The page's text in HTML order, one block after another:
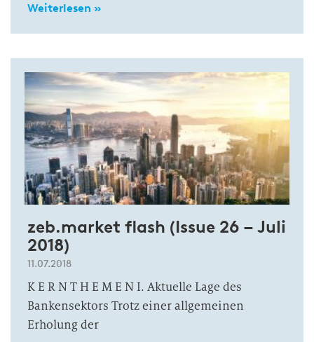
Weiterlesen »
zeb.market flash (Issue 26 – Juli
2018)
11.07.2018
K E R N T H E M E N I. Aktuelle Lage des
Bankensektors Trotz einer allgemeinen
Erholung der